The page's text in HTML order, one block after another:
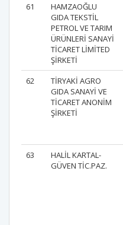
61
HAMZAOĞLU
GIDA TEKSTİL
PETROL VE TARIM
ÜRÜNLERİ SANAYİ
TİCARET LİMİTED
ŞİRKETİ
62
TİRYAKİ AGRO
GIDA SANAYİ VE
TİCARET ANONİM
ŞİRKETİ
63
HALİL KARTAL-
GÜVEN TİC.PAZ.